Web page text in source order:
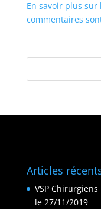
En savoir plus sur
commentaires
Articles
VSP
le 27/11/2019